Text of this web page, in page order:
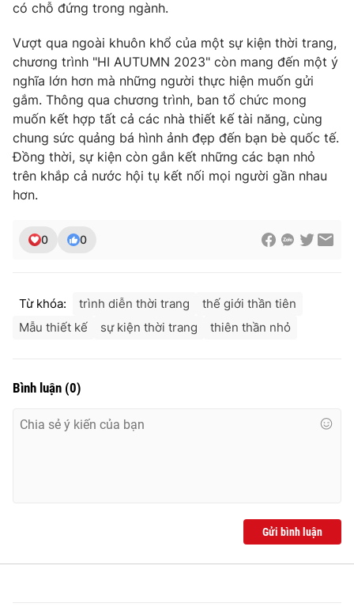
có chỗ đứng trong ngành.
Vượt qua ngoài khuôn khổ của một sự kiện thời trang,
chương trình "HI AUTUMN 2023" còn mang đến một ý
nghĩa lớn hơn mà những người thực hiện muốn gửi
gắm. Thông qua chương trình, ban tổ chức mong
muốn kết hợp tất cả các nhà thiết kế tài năng, cùng
chung sức quảng bá hình ảnh đẹp đến bạn bè quốc tế.
Đồng thời, sự kiện còn gắn kết những các bạn nhỏ
trên khắp cả nước hội tụ kết nối mọi người gần nhau
hơn.
0 0
Từ khóa: trình diễn thời trang
thế giới thần tiên
Mẫu thiết kế
sự kiện thời trang thiên thần nhỏ
Bình luận (0)
Gửi bình luận